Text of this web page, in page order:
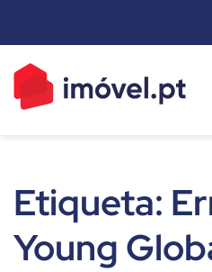
content
Etiqueta:
Young